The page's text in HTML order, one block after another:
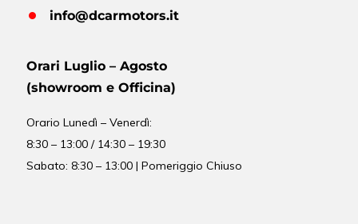
info@dcarmotors.it
Orari Luglio – Agosto
(showroom e Officina)
OrarioLunedì – Venerdì:
8:30 – 13:00 / 14:30 – 19:30
Sabato: 8:30 – 13:00 | Pomeriggio Chiuso